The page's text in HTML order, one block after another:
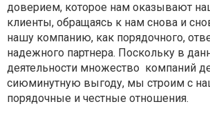
доверием, которое нам оказывают
клиенты, обращаясь к нам снова и
нашу компанию, как порядочного,
надежного партнера. Поскольку в
деятельности множество компаний
сиюминутную выгоду, мы строим с
порядочные и честные отношения.